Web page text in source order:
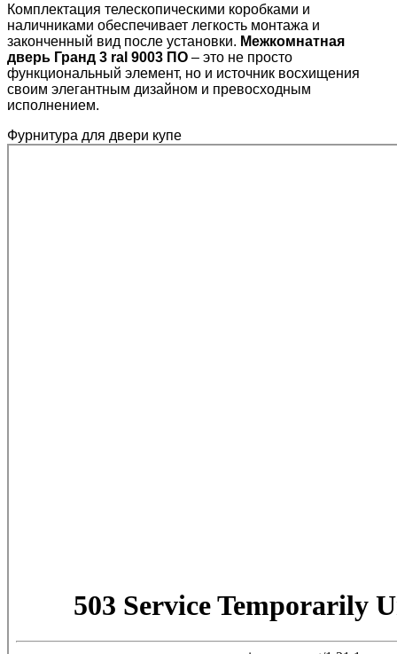
Комплектация телескопическими коробками и
наличниками обеспечивает легкость монтажа и
законченный вид после установки. Межкомнатная
дверь Гранд 3 ral 9003 ПО – это не просто
функциональный элемент, но и источник восхищения
своим элегантным дизайном и превосходным
исполнением.
Фурнитура для двери купе​